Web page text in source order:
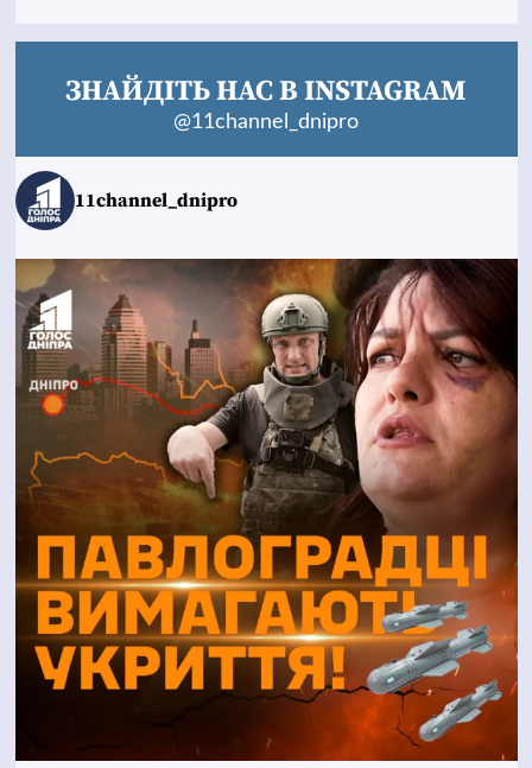
ЗНАЙДІТЬ НАС В INSTAGRAM
@11channel_dnipro
11channel_dnipro